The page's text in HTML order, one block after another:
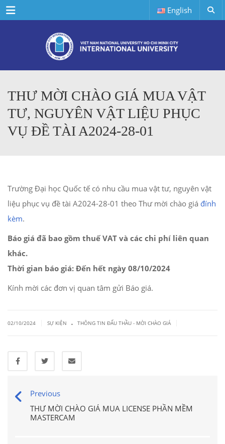
Menu English
THƯ MỜI CHÀO GIÁ MUA VẬT
TƯ, NGUYÊN VẬT LIỆU PHỤC
VỤ ĐỀ TÀI A2024-28-01
Trường Đại học Quốc tế có nhu cầu mua vật tư, nguyên vật
liệu phục vụ đề tài A2024-28-01 theo Thư mời chào giá đính
kèm.
Báo giá đã bao gồm thuế VAT và các chi phí liên quan
khác.
Thời gian báo giá: Đến hết ngày 08/10/2024
Kính mời các đơn vị quan tâm gửi Báo giá.
02/10/2024 SỰ KIỆN . THÔNG TIN ĐẤU THẦU - MỜI CHÀO GIÁ
Previous
THƯ MỜI CHÀO GIÁ MUA LICENSE PHẦN MỀM
MASTERCAM